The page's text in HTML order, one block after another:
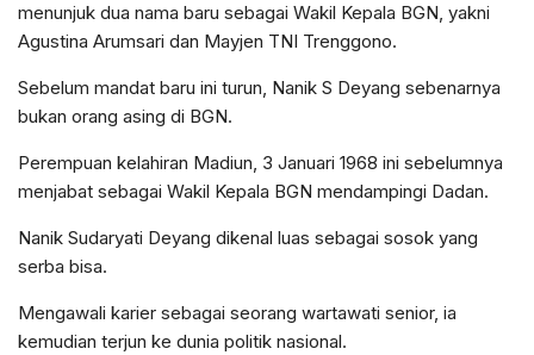
menunjuk dua nama baru sebagai Wakil Kepala BGN, yakni
Agustina Arumsari dan Mayjen TNI Trenggono.
Sebelum mandat baru ini turun, Nanik S Deyang sebenarnya
bukan orang asing di BGN.
Perempuan kelahiran Madiun, 3 Januari 1968 ini sebelumnya
menjabat sebagai Wakil Kepala BGN mendampingi Dadan.
Nanik Sudaryati Deyang dikenal luas sebagai sosok yang
serba bisa.
Mengawali karier sebagai seorang wartawati senior, ia
kemudian terjun ke dunia politik nasional.